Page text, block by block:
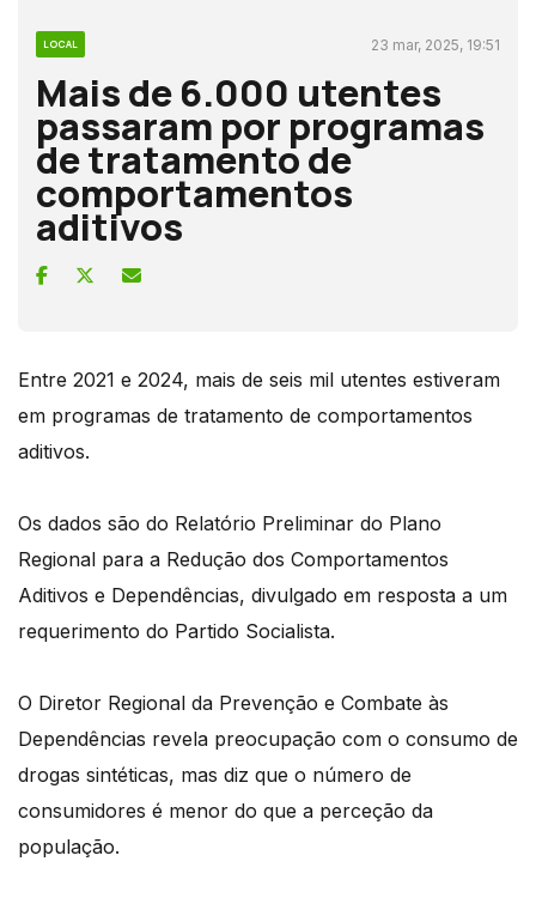
LOCAL 23 mar, 2025, 19:51
Mais de 6.000 utentes
passaram por programas
de tratamento de
comportamentos
aditivos
Entre 2021 e 2024, mais de seis mil utentes estiveram
em programas de tratamento de comportamentos
aditivos.
Os dados são do Relatório Preliminar do Plano
Regional para a Redução dos Comportamentos
Aditivos e Dependências, divulgado em resposta a um
requerimento do Partido Socialista.
O Diretor Regional da Prevenção e Combate às
Dependências revela preocupação com o consumo de
drogas sintéticas, mas diz que o número de
consumidores é menor do que a perceção da
população.